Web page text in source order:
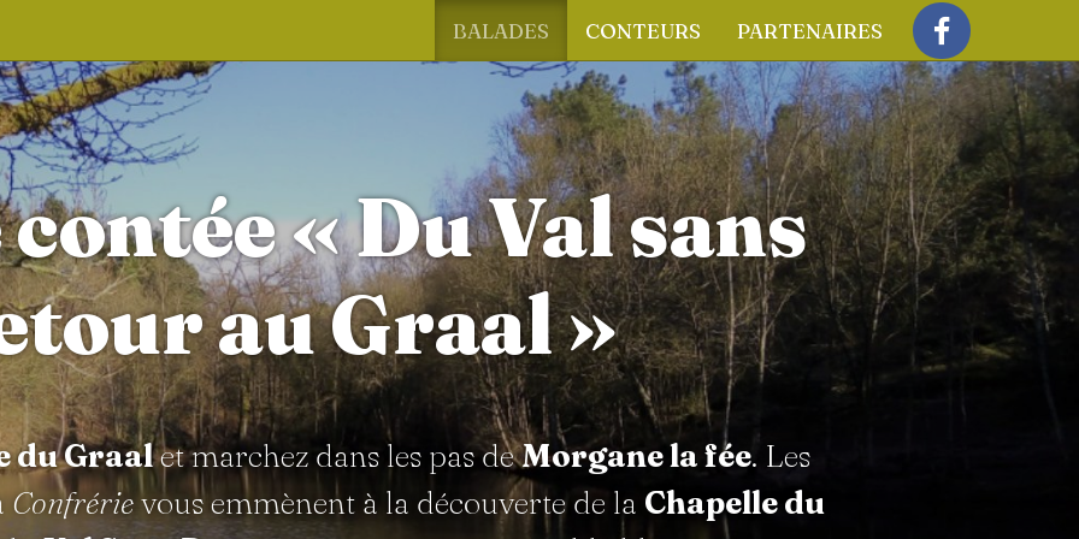
BALADES CONTEURS
PARTENAIRES
Facebook
« Du Val sans
au Graal »
du Graalet marchez dans les pas deMorgane la fée. Les
Confrérievous emmènent à la découverte de la Chapelle du